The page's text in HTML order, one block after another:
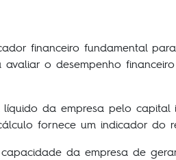
financeiro fundamental
o desempenho
da empresa pelo capital
fornece um indicador do
da empresa de